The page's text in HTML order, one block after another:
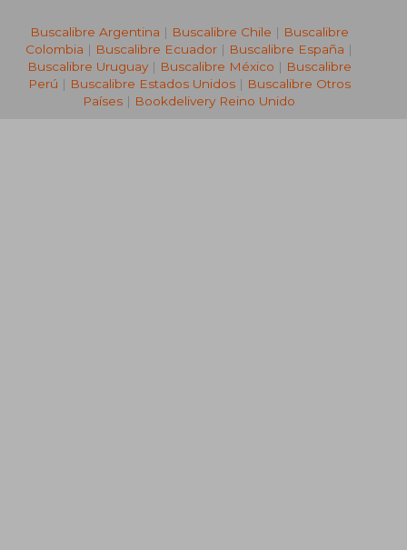
Buscalibre Argentina | Buscalibre Chile | Buscalibre
Colombia | Buscalibre Ecuador | Buscalibre España |
Buscalibre Uruguay| Buscalibre México | Buscalibre
Perú | Buscalibre Estados Unidos| Buscalibre Otros
Países | Bookdelivery Reino Unido